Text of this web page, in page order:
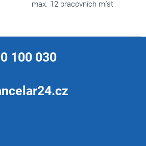
max. 12 pracovních míst
100 030